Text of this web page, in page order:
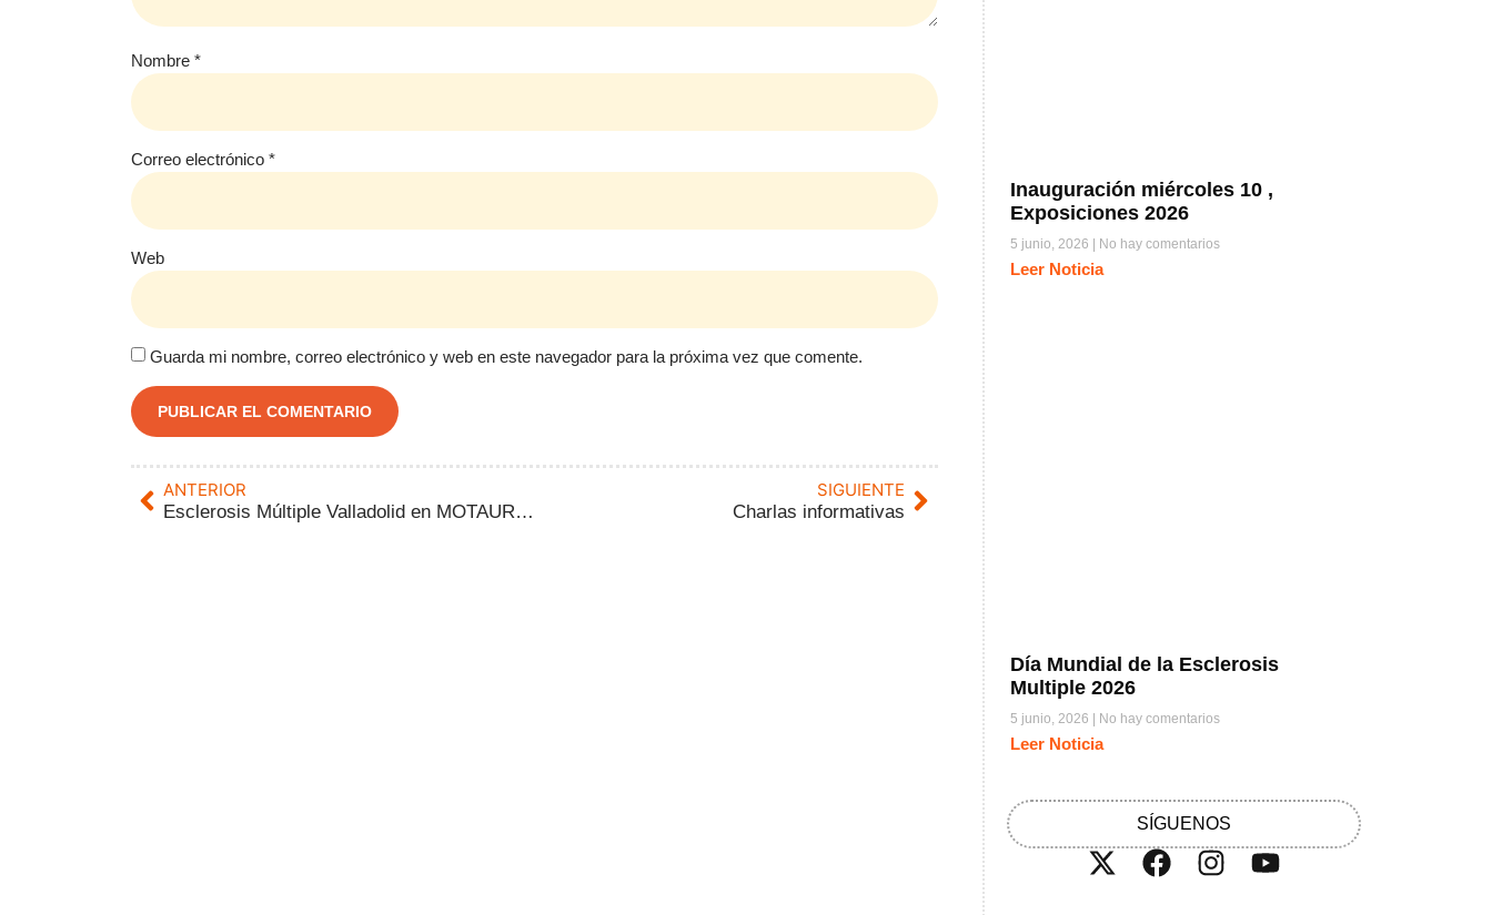
Nombre *
Correo electrónico *
Web
Guarda mi nombre, correo electrónico y web en este navegador para la próxima vez que comente.
ANTERIOR
Esclerosis Múltiple Valladolid en MOTAUROS
SIGUIENTE
Charlas informativas
Inauguración miércoles 10 ,
Exposiciones 2026
5 junio, 2026 No hay comentarios
Leer Noticia
Día Mundial de la Esclerosis
Multiple 2026
5 junio, 2026 No hay comentarios
Leer Noticia
SÍGUENOS